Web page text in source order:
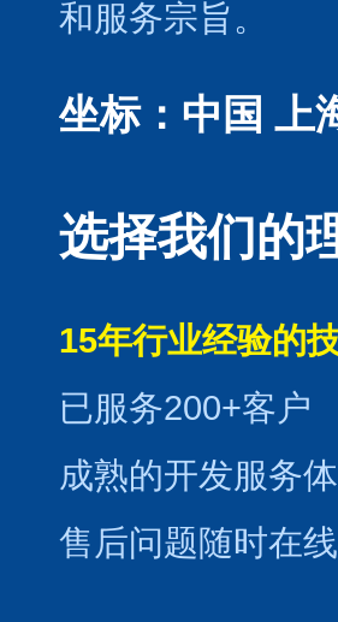
和服务宗旨。
坐标：中国 上
选择我们的
15年行业经验的
已服务200+客户
成熟的开发服务
售后问题随时在